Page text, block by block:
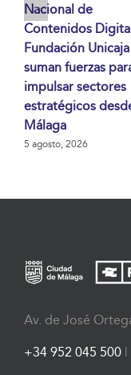
Nacional de
Contenidos
Fundación Unicaja
suman fuerzas
impulsar sectores
estratégicos
Málaga
5 agosto, 2026
Av. de José
+34 952 045 500 |